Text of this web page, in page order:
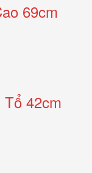
69cm
42cm